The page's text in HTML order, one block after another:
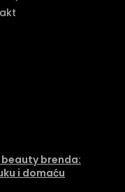
brenda:
i domaću